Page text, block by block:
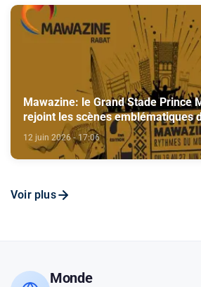
Mawazine: le Grand Stade Prince
rejoint les scènes emblématiques
12 juin 2026 - 17:06
Voir plus
Monde